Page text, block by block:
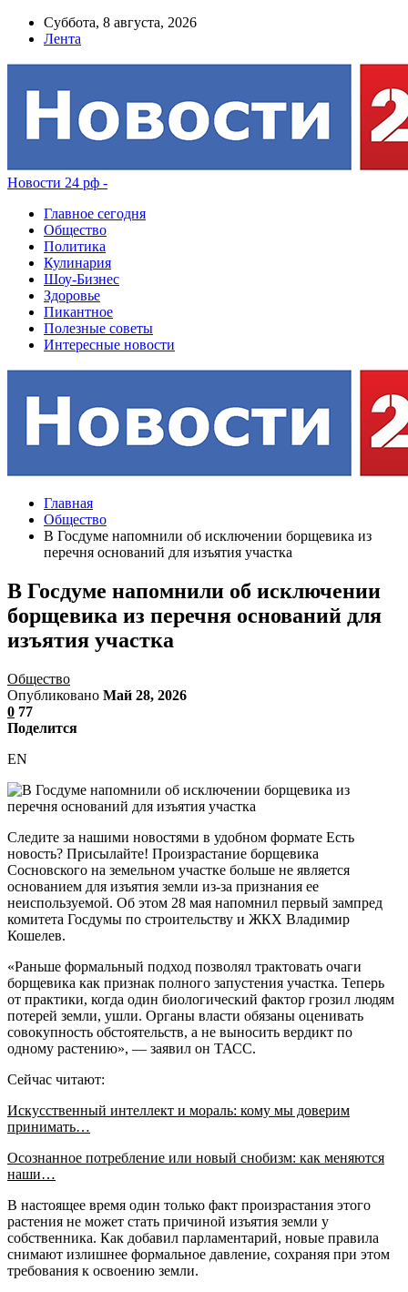
Суббота, 8 августа, 2026
Лента
Новости 24 рф -
Главное сегодня
Общество
Политика
Кулинария
Шоу-Бизнес
Здоровье
Пикантное
Полезные советы
Интересные новости
Главная
Общество
В Госдуме напомнили об исключении борщевика из
перечня оснований для изъятия участка
В Госдуме напомнили об исключении
борщевика из перечня оснований для
изъятия участка
Общество
Опубликовано Май 28, 2026
0 77
Поделится
EN
Следите за нашими новостями в удобном формате Есть
новость? Присылайте! Произрастание борщевика
Сосновского на земельном участке больше не является
основанием для изъятия земли из-за признания ее
неиспользуемой. Об этом 28 мая напомнил первый зампред
комитета Госдумы по строительству и ЖКХ Владимир
Кошелев.
«Раньше формальный подход позволял трактовать очаги
борщевика как признак полного запустения участка. Теперь
от практики, когда один биологический фактор грозил людям
потерей земли, ушли. Органы власти обязаны оценивать
совокупность обстоятельств, а не выносить вердикт по
одному растению», — заявил он ТАСС.
Сейчас читают:
Искусственный интеллект и мораль: кому мы доверим
принимать…
Осознанное потребление или новый снобизм: как меняются
наши…
В настоящее время один только факт произрастания этого
растения не может стать причиной изъятия земли у
собственника. Как добавил парламентарий, новые правила
снимают излишнее формальное давление, сохраняя при этом
требования к освоению земли.